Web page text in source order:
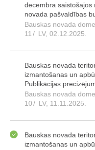
decembra saistošajos
novada pašvaldības
Bauskas novada
11 / LV, 02.12.2025.
Bauskas novada
izmantošanas un
Publikācijas
Bauskas novada
10/ LV, 11.11.2025.
Bauskas novada
izmantošanas un